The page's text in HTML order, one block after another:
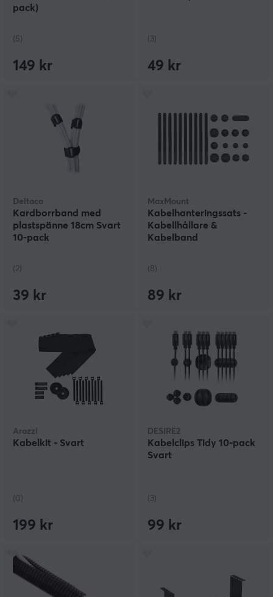
pack)
(5)
149 kr
(3)
49 kr
Deltaco
Kardborrband med
plastspänne 18cm Svart
10-pack
(2)
39 kr
MaxMount
Kabelhanteringssats -
Kabellhållare &
Kabelband
(8)
89 kr
Arozzi
Kabelkit - Svart
(0)
199 kr
DESIRE2
Kabelclips Tidy 10-pack
Svart
(3)
99 kr